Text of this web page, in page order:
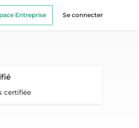
Entreprise Se connecter
certifiée